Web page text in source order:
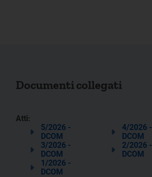
Documenti collegati
Atti:
5/2026 -
DCOM
4/2026 -
DCOM
3/2026 -
DCOM
2/2026 -
DCOM
1/2026 -
DCOM